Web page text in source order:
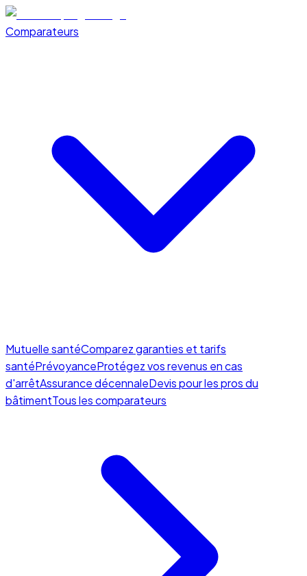
Comparateurs
Mutuelle santéComparez garanties et tarifs
santéPrévoyanceProtégez vos revenus en cas
d'arrêtAssurance décennaleDevis pour les pros du
bâtimentTous les comparateurs